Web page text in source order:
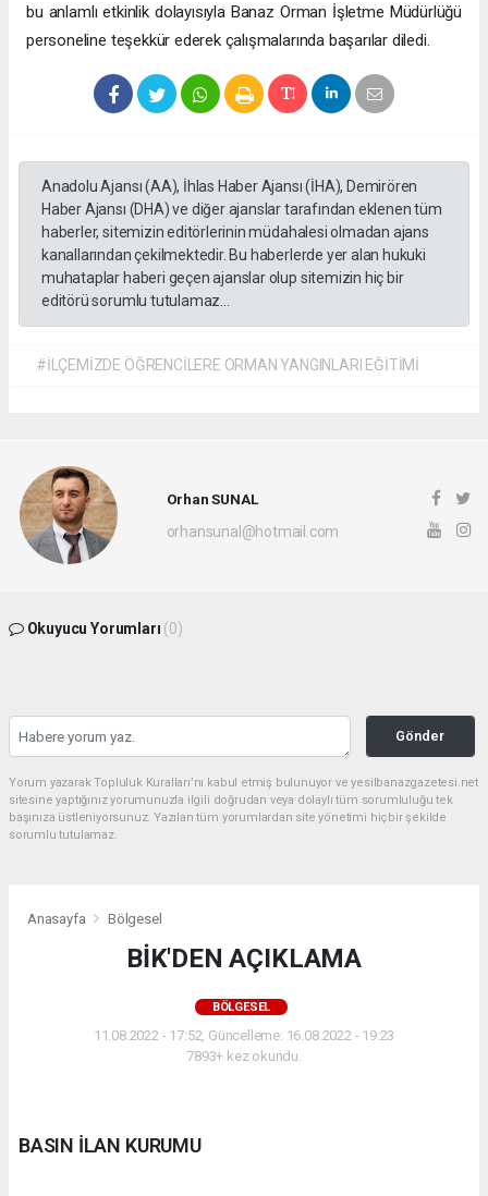
bu anlamlı etkinlik dolayısıyla Banaz Orman İşletme Müdürlüğü
personeline teşekkür ederek çalışmalarında başarılar diledi.
Anadolu Ajansı (AA), İhlas Haber Ajansı (İHA), Demirören
Haber Ajansı (DHA) ve diğer ajanslar tarafından eklenen tüm
haberler, sitemizin editörlerinin müdahalesi olmadan ajans
kanallarından çekilmektedir. Bu haberlerde yer alan hukuki
muhataplar haberi geçen ajanslar olup sitemizin hiç bir
editörü sorumlu tutulamaz...
#İLÇEMİZDE ÖĞRENCİLERE ORMAN YANGINLARI EĞİTİMİ
Orhan SUNAL
orhansunal@hotmail.com
Okuyucu Yorumları (0)
Gönder
Yorum yazarak Topluluk Kuralları’nı kabul etmiş bulunuyor ve yesilbanazgazetesi.net
sitesine yaptığınız yorumunuzla ilgili doğrudan veya dolaylı tüm sorumluluğu tek
başınıza üstleniyorsunuz. Yazılan tüm yorumlardan site yönetimi hiçbir şekilde
sorumlu tutulamaz.
Anasayfa Bölgesel
BİK'DEN AÇIKLAMA
BÖLGESEL
11.08.2022 - 17:52, Güncelleme: 16.08.2022 - 19:23
7893+ kez okundu.
BASIN İLAN KURUMU